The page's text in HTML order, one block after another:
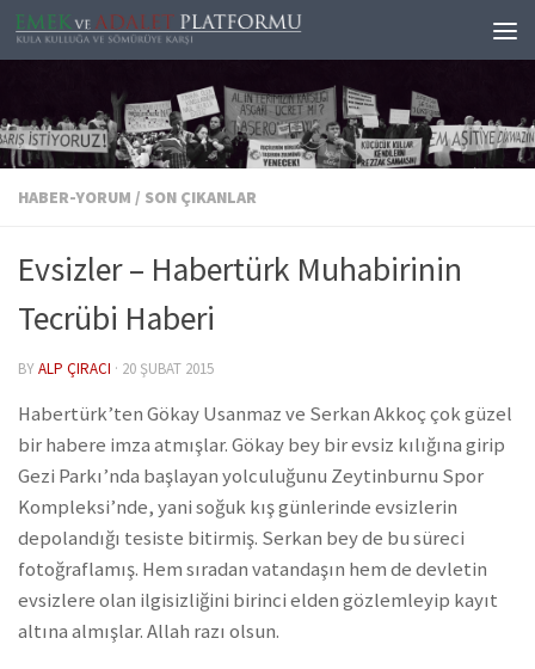
Skip to content
HABER-YORUM / SON ÇIKANLAR
Evsizler – Habertürk Muhabirinin
Tecrübi Haberi
BYALP ÇIRACI · 20 ŞUBAT 2015
Habertürk’ten Gökay Usanmaz ve Serkan Akkoç çok güzel
bir habere imza atmışlar. Gökay bey bir evsiz kılığına girip
Gezi Parkı’nda başlayan yolculuğunu Zeytinburnu Spor
Kompleksi’nde, yani soğuk kış günlerinde evsizlerin
depolandığı tesiste bitirmiş. Serkan bey de bu süreci
fotoğraflamış. Hem sıradan vatandaşın hem de devletin
evsizlere olan ilgisizliğini birinci elden gözlemleyip kayıt
altına almışlar. Allah razı olsun.